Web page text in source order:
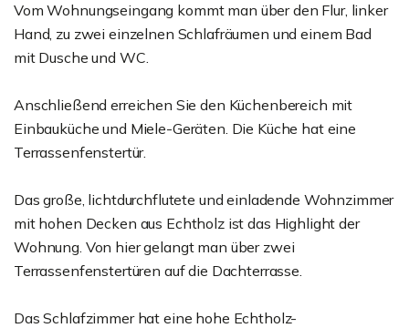
Vom Wohnungseingang kommt man über den Flur, linker
Hand, zu zwei einzelnen Schlafräumen und einem Bad
mit Dusche und WC.
Anschließend erreichen Sie den Küchenbereich mit
Einbauküche und Miele-Geräten. Die Küche hat eine
Terrassenfenstertür.
Das große, lichtdurchflutete und einladende Wohnzimmer
mit hohen Decken aus Echtholz ist das Highlight der
Wohnung. Von hier gelangt man über zwei
Terrassenfenstertüren auf die Dachterrasse.
Das Schlafzimmer hat eine hohe Echtholz-